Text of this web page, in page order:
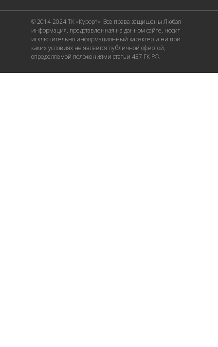
© 2014-2024 ТК «Курорт». Все права защищены Любая
информация, представленная на данном сайте, носит
исключительно информационный характер и ни при
каких условиях не является публичной офертой,
определяемой положениями статьи 437 ГК РФ.